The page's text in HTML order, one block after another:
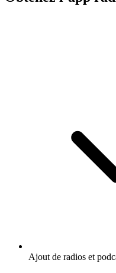
Ajout de radios et